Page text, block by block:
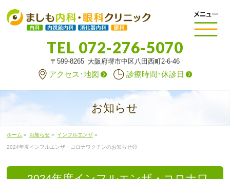
TEL 072-276-5070
〒599-8265 大阪府堺市中区八田西町2-6-46
アクセス･地図 診療時間･休診日
お知らせ
ホーム » お知らせ » インフルエンザ »
2024年度インフルエンザ・コロナワクチンのお知らせ😊